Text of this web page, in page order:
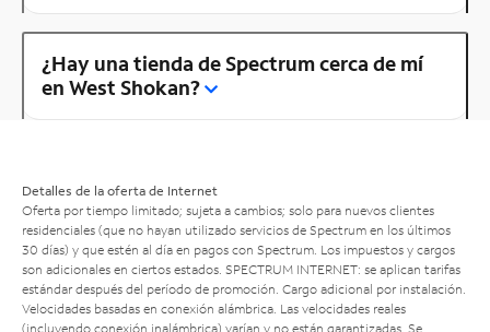
¿Hay una tienda de Spectrum cerca de mí
en West Shokan?
Detalles de la oferta de Internet
Oferta por tiempo limitado; sujeta a cambios; solo para nuevos clientes
residenciales (que no hayan utilizado servicios de Spectrum en los últimos
30 días) y que estén al día en pagos con Spectrum. Los impuestos y cargos
son adicionales en ciertos estados. SPECTRUM INTERNET: se aplican tarifas
estándar después del período de promoción. Cargo adicional por instalación.
Velocidades basadas en conexión alámbrica. Las velocidades reales
(incluyendo conexión inalámbrica) varían y no están garantizadas. Se